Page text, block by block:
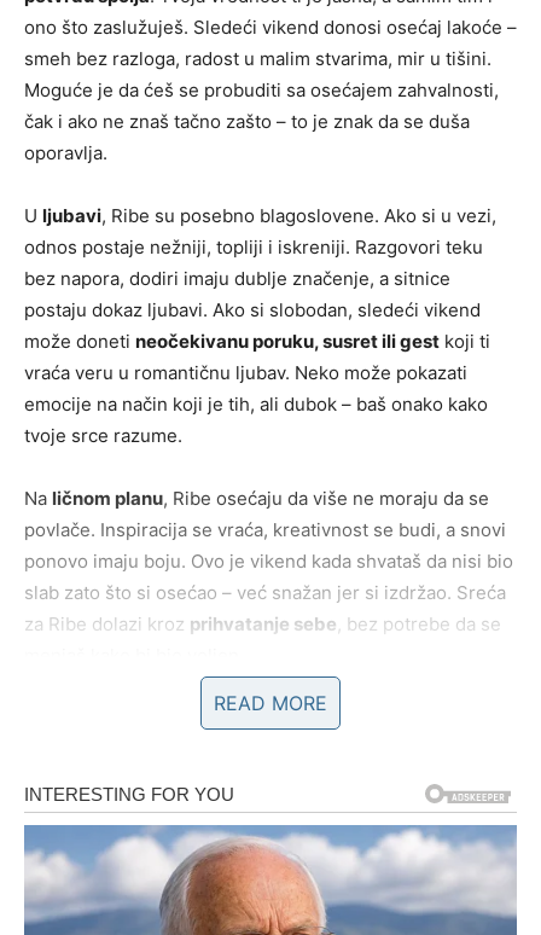
ono što zaslužuješ. Sledeći vikend donosi osećaj lakoće –
smeh bez razloga, radost u malim stvarima, mir u tišini.
Moguće je da ćeš se probuditi sa osećajem zahvalnosti,
čak i ako ne znaš tačno zašto – to je znak da se duša
oporavlja.
U ljubavi, Ribe su posebno blagoslovene. Ako si u vezi,
odnos postaje nežniji, topliji i iskreniji. Razgovori teku
bez napora, dodiri imaju dublje značenje, a sitnice
postaju dokaz ljubavi. Ako si slobodan, sledeći vikend
može doneti neočekivanu poruku, susret ili gest koji ti
vraća veru u romantičnu ljubav. Neko može pokazati
emocije na način koji je tih, ali dubok – baš onako kako
tvoje srce razume.
Na ličnom planu, Ribe osećaju da više ne moraju da se
povlače. Inspiracija se vraća, kreativnost se budi, a snovi
ponovo imaju boju. Ovo je vikend kada shvataš da nisi bio
slab zato što si osećao – već snažan jer si izdržao. Sreća
za Ribe dolazi kroz prihvatanje sebe, bez potrebe da se
RAK – VIKEND EMOTIVNOG
OLAKŠANJA, SIGURNOSTI I
SUZA RADOSTI
Rakovi sledećeg vikenda ulaze u period koji se može
opisati jednom rečju –olakšanje. Sve ono što te je tištalo,
READ MORE